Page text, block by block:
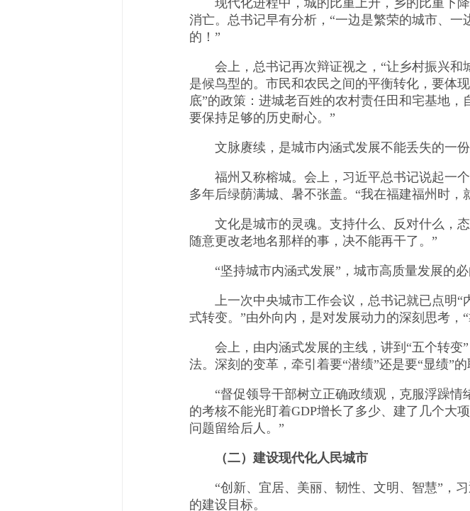
现代化进程中，城的比重上升，乡的比重下降
消亡。总书记早有分析，“一边是繁荣的城市、
的！”
会上，总书记再次辩证视之，“让乡村振兴和
是候鸟型的。市民和农民之间的平衡转化，要体
底”的政策：进城老百姓的农村责任田和宅基地
要保持足够的历史耐心。”
文脉赓续，是城市内涵式发展不能丢失的一份
福州又称榕城。会上，习近平总书记说起一个
多年后绿荫满城、暑不张盖。“我在福建福州时
文化是城市的灵魂。支持什么、反对什么，态
随意更改老地名那样的事，决不能再干了。”
“坚持城市内涵式发展”，城市高质量发展的必
上一次中央城市工作会议，总书记就已点明“
式转变。”由外向内，是对发展动力的深刻思考，
会上，由内涵式发展的主线，讲到“五个转变”
法。深刻的变革，牵引着要“潜绩”还是要“显绩”的
“督促领导干部树立正确政绩观，克服浮躁情
的考核不能光盯着GDP增长了多少、建了几个大
问题留给后人。”
（二）建设现代化人民城市
“创新、宜居、美丽、韧性、文明、智慧”，习
的建设目标。